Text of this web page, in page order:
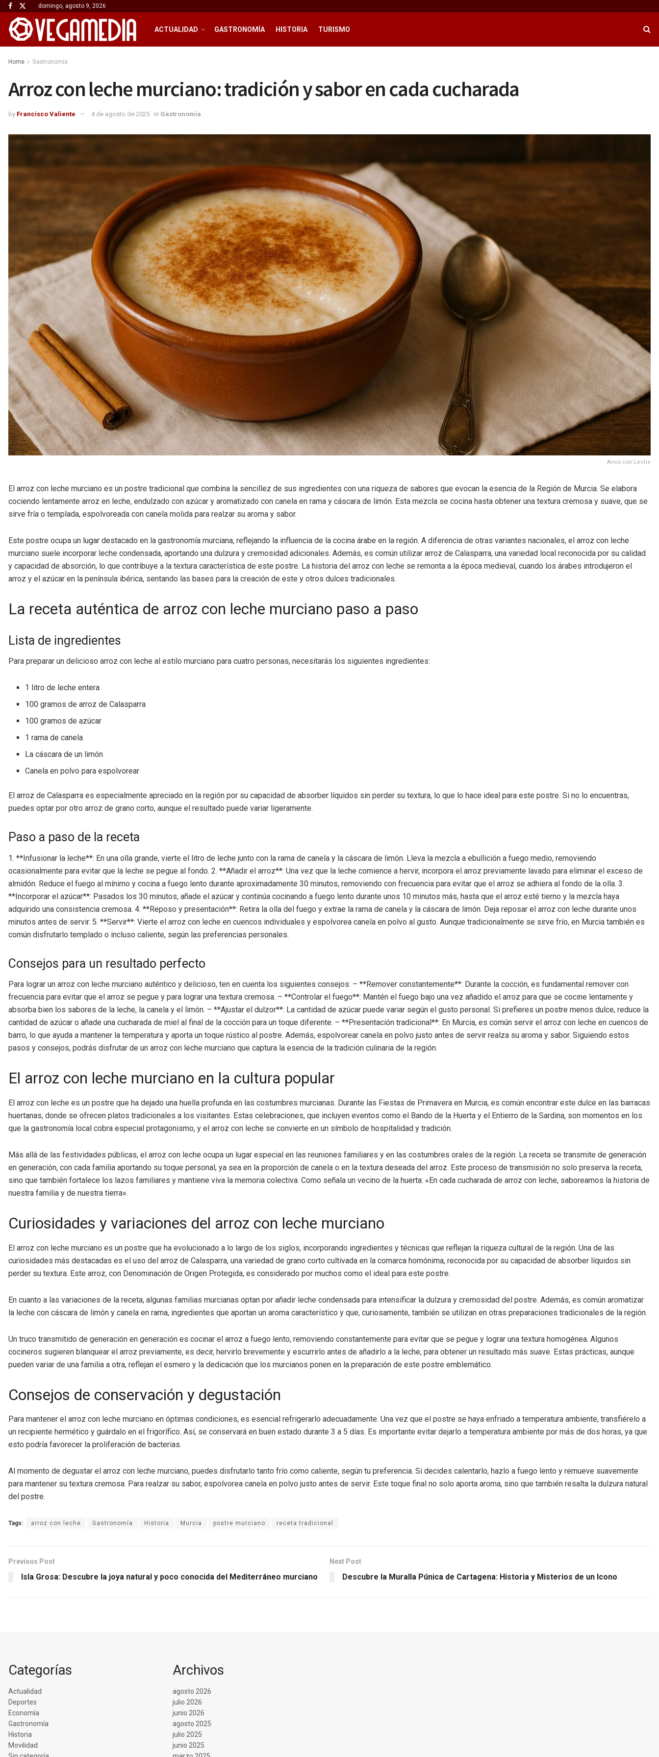
domingo, agosto 9, 2026
ACTUALIDAD GASTRONOMÍA HISTORIA TURISMO
Home Gastronomía
Arroz con leche murciano: tradición y sabor en cada cucharada
by Francisco Valiente 4 de agosto de 2025 in Gastronomía
Arroz con Leche
El arroz con leche murciano es un postre tradicional que combina la sencillez de sus ingredientes con una riqueza de sabores que evocan la esencia de la Región de Murcia. Se elabora
cociendo lentamente arroz en leche, endulzado con azúcar y aromatizado con canela en rama y cáscara de limón. Esta mezcla se cocina hasta obtener una textura cremosa y suave, que se
sirve fría o templada, espolvoreada con canela molida para realzar su aroma y sabor.
Este postre ocupa un lugar destacado en la gastronomía murciana, reflejando la influencia de la cocina árabe en la región. A diferencia de otras variantes nacionales, el arroz con leche
murciano suele incorporar leche condensada, aportando una dulzura y cremosidad adicionales. Además, es común utilizar arroz de Calasparra, una variedad local reconocida por su calidad
y capacidad de absorción, lo que contribuye a la textura característica de este postre. La historia del arroz con leche se remonta a la época medieval, cuando los árabes introdujeron el
arroz y el azúcar en la península ibérica, sentando las bases para la creación de este y otros dulces tradicionales.
La receta auténtica de arroz con leche murciano paso a paso
Lista de ingredientes
Para preparar un delicioso arroz con leche al estilo murciano para cuatro personas, necesitarás los siguientes ingredientes:
1 litro de leche entera
100 gramos de arroz de Calasparra
100 gramos de azúcar
1 rama de canela
La cáscara de un limón
Canela en polvo para espolvorear
El arroz de Calasparra es especialmente apreciado en la región por su capacidad de absorber líquidos sin perder su textura, lo que lo hace ideal para este postre. Si no lo encuentras,
puedes optar por otro arroz de grano corto, aunque el resultado puede variar ligeramente.
Paso a paso de la receta
1. **Infusionar la leche**: En una olla grande, vierte el litro de leche junto con la rama de canela y la cáscara de limón. Lleva la mezcla a ebullición a fuego medio, removiendo
ocasionalmente para evitar que la leche se pegue al fondo. 2. **Añadir el arroz**: Una vez que la leche comience a hervir, incorpora el arroz previamente lavado para eliminar el exceso de
almidón. Reduce el fuego al mínimo y cocina a fuego lento durante aproximadamente 30 minutos, removiendo con frecuencia para evitar que el arroz se adhiera al fondo de la olla. 3.
**Incorporar el azúcar**: Pasados los 30 minutos, añade el azúcar y continúa cocinando a fuego lento durante unos 10 minutos más, hasta que el arroz esté tierno y la mezcla haya
adquirido una consistencia cremosa. 4. **Reposo y presentación**: Retira la olla del fuego y extrae la rama de canela y la cáscara de limón. Deja reposar el arroz con leche durante unos
minutos antes de servir. 5. **Servir**: Vierte el arroz con leche en cuencos individuales y espolvorea canela en polvo al gusto. Aunque tradicionalmente se sirve frío, en Murcia también es
común disfrutarlo templado o incluso caliente, según las preferencias personales.
Consejos para un resultado perfecto
Para lograr un arroz con leche murciano auténtico y delicioso, ten en cuenta los siguientes consejos: – **Remover constantemente**: Durante la cocción, es fundamental remover con
frecuencia para evitar que el arroz se pegue y para lograr una textura cremosa. – **Controlar el fuego**: Mantén el fuego bajo una vez añadido el arroz para que se cocine lentamente y
absorba bien los sabores de la leche, la canela y el limón. – **Ajustar el dulzor**: La cantidad de azúcar puede variar según el gusto personal. Si prefieres un postre menos dulce, reduce la
cantidad de azúcar o añade una cucharada de miel al final de la cocción para un toque diferente. – **Presentación tradicional**: En Murcia, es común servir el arroz con leche en cuencos de
barro, lo que ayuda a mantener la temperatura y aporta un toque rústico al postre. Además, espolvorear canela en polvo justo antes de servir realza su aroma y sabor. Siguiendo estos
pasos y consejos, podrás disfrutar de un arroz con leche murciano que captura la esencia de la tradición culinaria de la región.
El arroz con leche murciano en la cultura popular
El arroz con leche es un postre que ha dejado una huella profunda en las costumbres murcianas. Durante las Fiestas de Primavera en Murcia, es común encontrar este dulce en las barracas
huertanas, donde se ofrecen platos tradicionales a los visitantes. Estas celebraciones, que incluyen eventos como el Bando de la Huerta y el Entierro de la Sardina, son momentos en los
que la gastronomía local cobra especial protagonismo, y el arroz con leche se convierte en un símbolo de hospitalidad y tradición.
Más allá de las festividades públicas, el arroz con leche ocupa un lugar especial en las reuniones familiares y en las costumbres orales de la región. La receta se transmite de generación
en generación, con cada familia aportando su toque personal, ya sea en la proporción de canela o en la textura deseada del arroz. Este proceso de transmisión no solo preserva la receta,
sino que también fortalece los lazos familiares y mantiene viva la memoria colectiva. Como señala un vecino de la huerta: «En cada cucharada de arroz con leche, saboreamos la historia de
nuestra familia y de nuestra tierra».
Curiosidades y variaciones del arroz con leche murciano
El arroz con leche murciano es un postre que ha evolucionado a lo largo de los siglos, incorporando ingredientes y técnicas que reflejan la riqueza cultural de la región. Una de las
curiosidades más destacadas es el uso del arroz de Calasparra, una variedad de grano corto cultivada en la comarca homónima, reconocida por su capacidad de absorber líquidos sin
perder su textura. Este arroz, con Denominación de Origen Protegida, es considerado por muchos como el ideal para este postre.
En cuanto a las variaciones de la receta, algunas familias murcianas optan por añadir leche condensada para intensificar la dulzura y cremosidad del postre. Además, es común aromatizar
la leche con cáscara de limón y canela en rama, ingredientes que aportan un aroma característico y que, curiosamente, también se utilizan en otras preparaciones tradicionales de la región.
Un truco transmitido de generación en generación es cocinar el arroz a fuego lento, removiendo constantemente para evitar que se pegue y lograr una textura homogénea. Algunos
cocineros sugieren blanquear el arroz previamente, es decir, hervirlo brevemente y escurrirlo antes de añadirlo a la leche, para obtener un resultado más suave. Estas prácticas, aunque
pueden variar de una familia a otra, reflejan el esmero y la dedicación que los murcianos ponen en la preparación de este postre emblemático.
Consejos de conservación y degustación
Para mantener el arroz con leche murciano en óptimas condiciones, es esencial refrigerarlo adecuadamente. Una vez que el postre se haya enfriado a temperatura ambiente, transfiérelo a
un recipiente hermético y guárdalo en el frigorífico. Así, se conservará en buen estado durante 3 a 5 días. Es importante evitar dejarlo a temperatura ambiente por más de dos horas, ya que
esto podría favorecer la proliferación de bacterias.
Al momento de degustar el arroz con leche murciano, puedes disfrutarlo tanto frío como caliente, según tu preferencia. Si decides calentarlo, hazlo a fuego lento y remueve suavemente
para mantener su textura cremosa. Para realzar su sabor, espolvorea canela en polvo justo antes de servir. Este toque final no solo aporta aroma, sino que también resalta la dulzura natural
del postre.
Tags: arroz con leche Gastronomía Historia Murcia postre murciano receta tradicional
Previous Post
Isla Grosa: Descubre la joya natural y poco conocida del Mediterráneo murciano
Next Post
Descubre la Muralla Púnica de Cartagena: Historia y Misterios de un Icono
Categorías
Actualidad
Deportes
Economía
Gastronomía
Historia
Movilidad
Archivos
agosto 2026
julio 2026
junio 2026
agosto 2025
julio 2025
junio 2025